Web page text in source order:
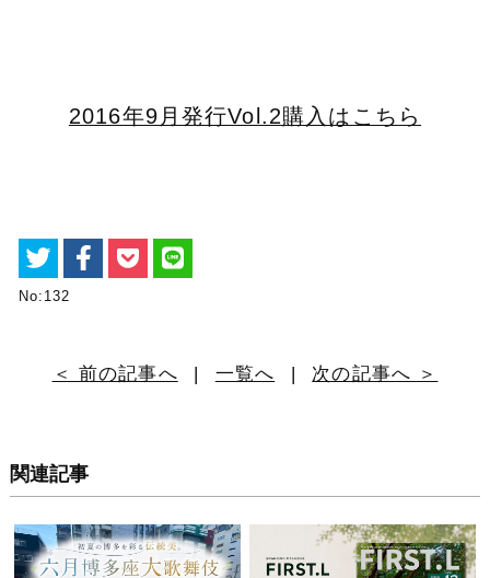
2016年9月発行Vol.2購入はこちら
No:132
＜ 前の記事へ | 一覧へ | 次の記事へ ＞
関連記事